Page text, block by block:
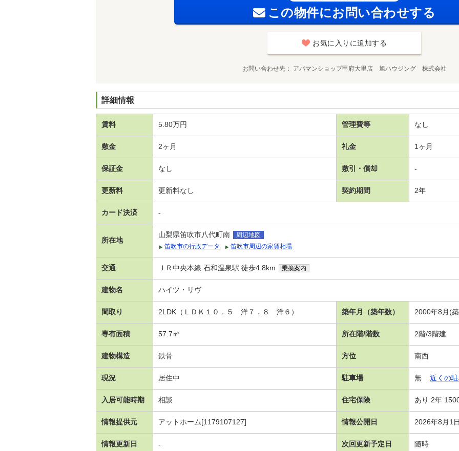
この物件にお問い合わせする
お気に入りに追加する
お問い合わせ先 アパマンショップ甲府大里店 旭ハウジング 株式会社
詳細情報
賃料 5.80万円 管理費等 なし
敷金 2ヶ月 礼金 1ヶ月
保証金 なし 敷引・償却 -
更新料 更新料なし 契約期間 2年
カード決済 -
所在地
山梨県笛吹市八代町南
周辺地図
笛吹市の行政データ
笛吹市周辺の家賃相場
交通 ＪＲ中央本線 石和温泉駅 徒歩4.8km 乗換案内
建物名 ハイツ・リヴ
間取り 2LDK（ＬＤＫ１０．５ 洋７．８ 洋６） 築年月（築年数） 2000年8月(
専有面積 57.7㎡ 所在階/階数 2階/3階建
建物構造 鉄骨 方位 南西
現況 居住中 駐車場 無 近くの
入居可能時期 相談 住宅保険 あり 2年
情報提供元 アットホーム[1179107127] 情報公開日 2026年8月1日
情報更新日 - 次回更新予定日 随時